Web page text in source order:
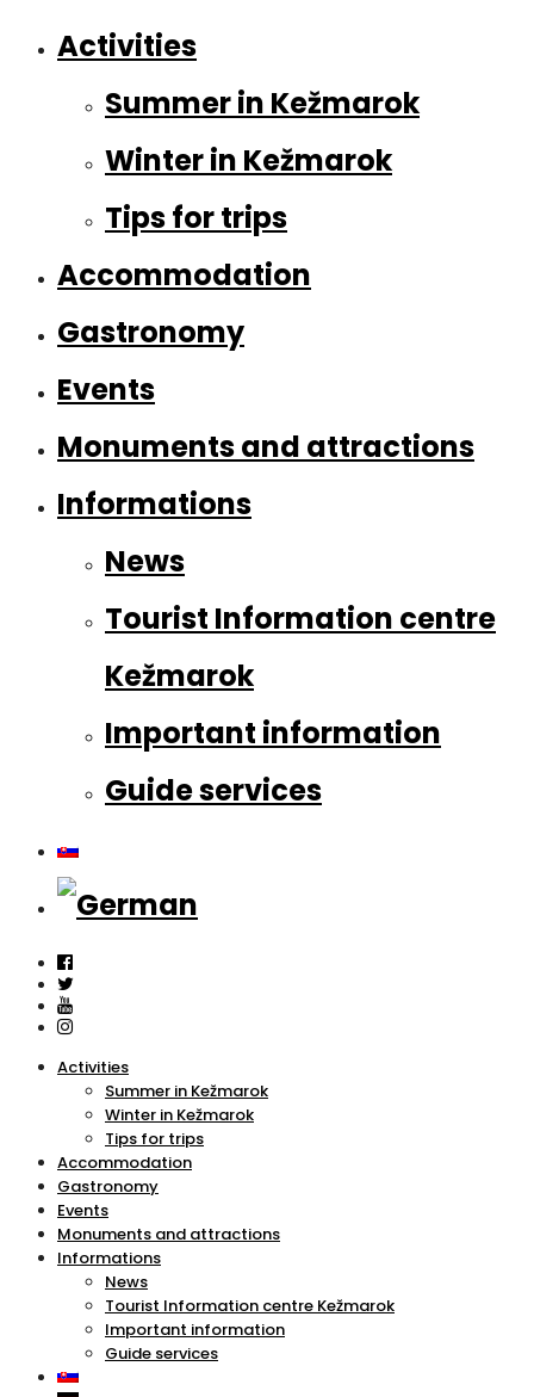
Activities
Summer in Kežmarok
Winter in Kežmarok
Tips for trips
Accommodation
Gastronomy
Events
Monuments and attractions
Informations
News
Tourist Information centre
Kežmarok
Important information
Guide services
Activities
Summer in Kežmarok
Winter in Kežmarok
Tips for trips
Accommodation
Gastronomy
Events
Monuments and attractions
Informations
News
Tourist Information centre Kežmarok
Important information
Guide services